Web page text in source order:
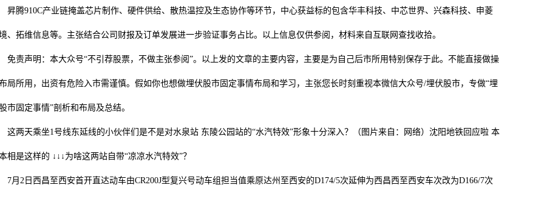
腾910C产业链掩盖芯片制作、硬件供给、散热温控及生态协作等环节，中心获益标的包含华丰科技、中芯世界、兴森科技、申菱
、拓维信息等。主张结合公司财报及订单发展进一步验证事务占比。以上信息仅供参阅，材料来自互联网查找收拾。
责声明：本大众号“不引荐股票，不做主张参阅”。以上发的文章的主要内容，主要是为自己后市所用特别保存于此。不能直接做操
局所用，出资有危险入市需谨慎。假如你也想做埋伏股市固定事情布局和学习，主张您长时刻重视本微信大众号/埋伏股市，专做“埋
市固定事情”剖析和布局及总结。
两天乘坐1号线东延线的小伙伴们是不是对水泉站 东陵公园站的“水汽特效”形象十分深入？（图片来自：网络）沈阳地铁回应啦 本
相是这样的 ↓↓↓为啥这两站自带“凉凉水汽特效”？
2日西昌至西安首开直达动车由CR200J型复兴号动车组担当值乘原达州至西安的D174/5次延伸为西昌西至西安车次改为D166/7次